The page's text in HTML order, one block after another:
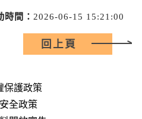
時間： 2026-06-15 15:21:00
回上頁
保護政策
全政策